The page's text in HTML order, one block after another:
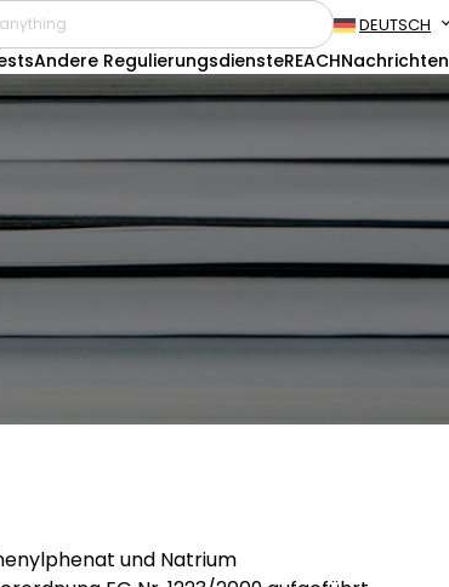
DEUTSCH
Andere RegulierungsdiensteREACHNachrichten
und Natrium